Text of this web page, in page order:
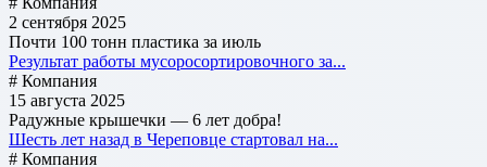
2 сентября 2025
Почти 100 тонн пластика за июль
Результат работы мусоросортировочного за...
# Компания
15 августа 2025
Радужные крышечки — 6 лет добра!
Шесть лет назад в Череповце стартовал на...
# Компания